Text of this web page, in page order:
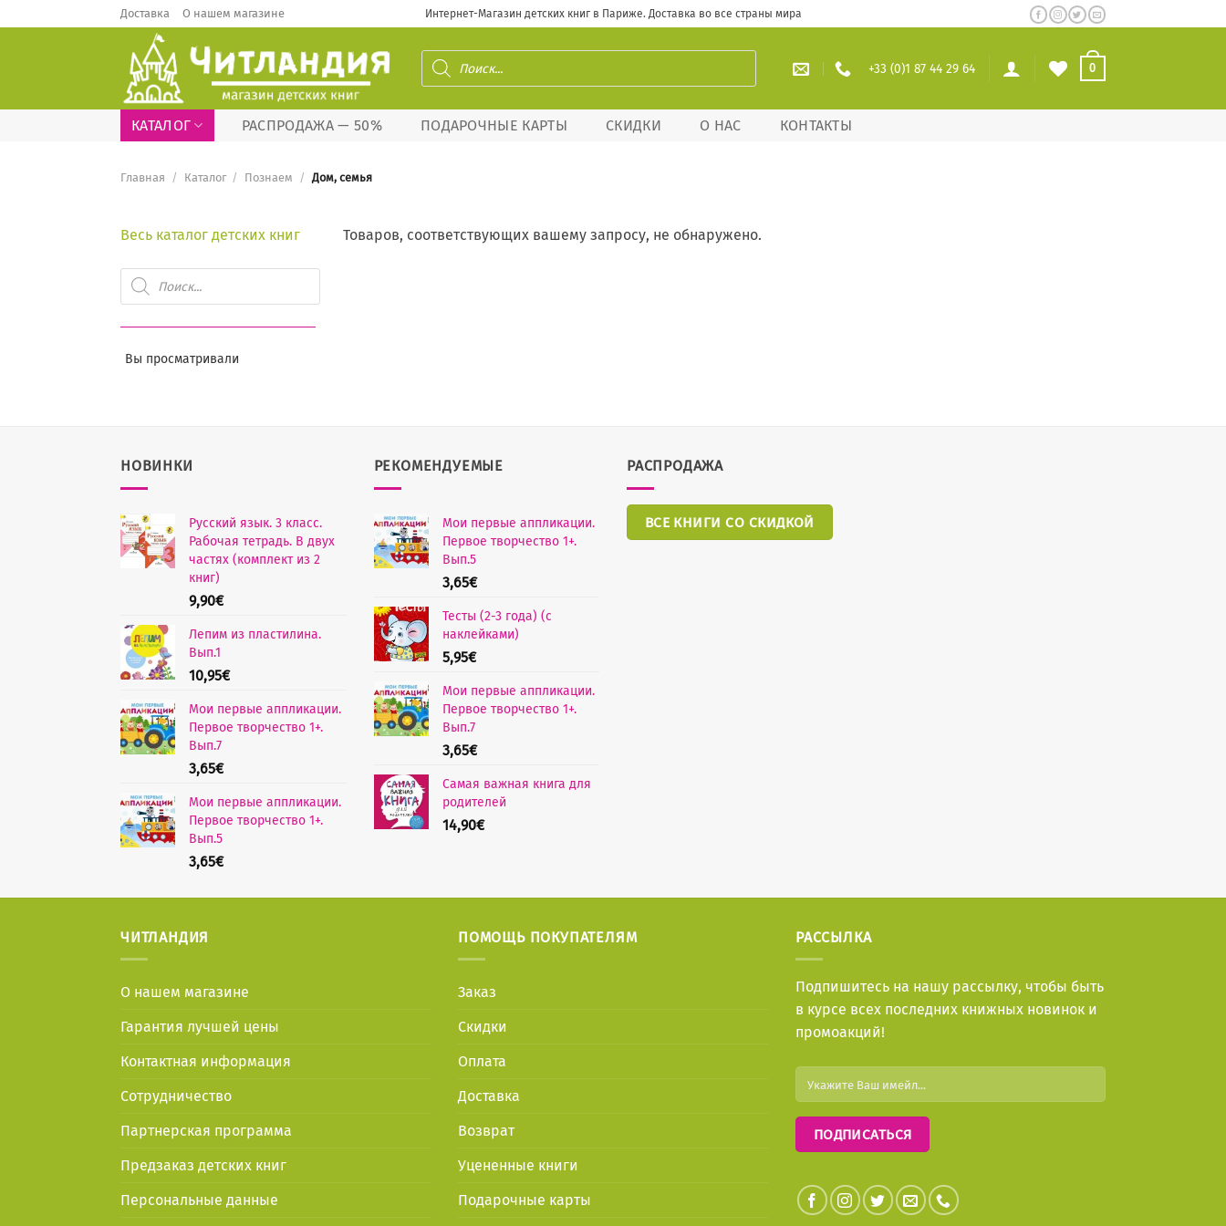
to
Доставка О нашем магазине Интернет-Магазин детских книг в Париже. Доставка во все страны мира
Поиск
товаров
+33 (0)1 87 44 29 64 0
КАТАЛОГ РАСПРОДАЖА — 50% ПОДАРОЧНЫЕ КАРТЫ СКИДКИ О НАС КОНТАКТЫ
Главная / Каталог / Познаем / Дом, семья
Весь каталог детских книг
Поиск
товаров
Вы просматривали
Товаров, соответствующих вашему запросу, не обнаружено.
НОВИНКИ
Русский язык. 3 класс.
Рабочая тетрадь. В двух
частях (комплект из 2
книг)
9,90€
Лепим из пластилина.
Вып.1
10,95€
Мои первые аппликации.
Первое творчество 1+.
Вып.7
3,65€
Мои первые аппликации.
Первое творчество 1+.
Вып.5
3,65€
РЕКОМЕНДУЕМЫЕ
Мои первые аппликации.
Первое творчество 1+.
Вып.5
3,65€
Тесты (2-3 года) (с
наклейками)
5,95€
Мои первые аппликации.
Первое творчество 1+.
Вып.7
3,65€
Самая важная книга для
родителей
14,90€
РАСПРОДАЖА
ВСЕ КНИГИ СО СКИДКОЙ
ЧИТЛАНДИЯ
О нашем магазине
Гарантия лучшей цены
Контактная информация
Сотрудничество
Партнерская программа
Предзаказ детских книг
Персональные данные
ПОМОЩЬ ПОКУПАТЕЛЯМ
Заказ
Скидки
Оплата
Доставка
Возврат
Уцененные книги
Подарочные карты
РАССЫЛКА
Подпишитесь на нашу рассылку, чтобы быть
в курсе всех последних книжных новинок и
промоакций!